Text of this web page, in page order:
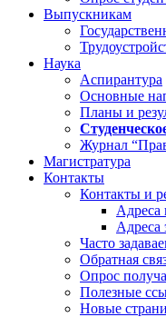
Выпускникам
Наука
Аспирантура
Основные
Планы и
Журнал
Магистратура
Контакты
Контакты и
Адреса
Адреса
Часто
Обратная
Опрос
Полезные
Новые